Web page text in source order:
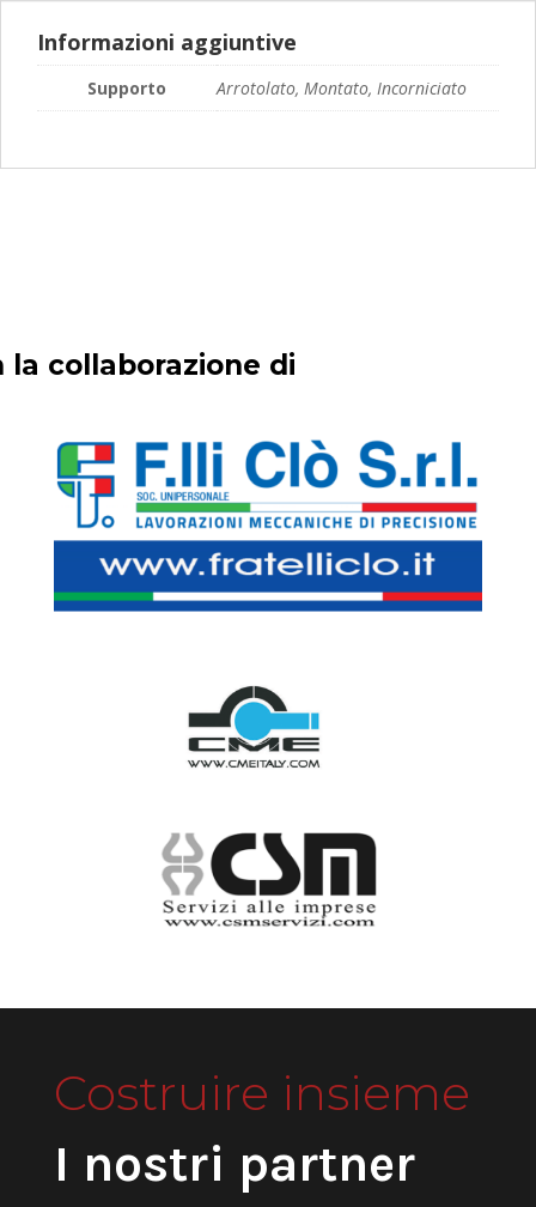
Informazioni aggiuntive
Supporto Arrotolato, Montato, Incorniciato
la collaborazione di
Costruire insieme
I nostri partner